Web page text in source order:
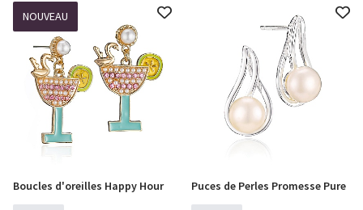
NOUVEAU
COMMANDER
Boucles d'oreilles Happy Hour COMMANDER
Puces de Perles Promesse Pure